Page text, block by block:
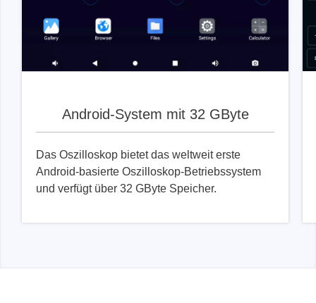
Android-System mit 32 GByte
Das Oszilloskop bietet das weltweit erste
Android-basierte Oszilloskop-Betriebssystem
und verfügt über 32 GByte Speicher.